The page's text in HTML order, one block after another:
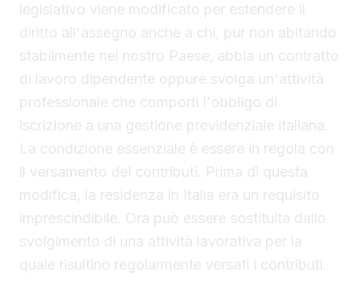
legislativo viene modificato per estendere il
diritto all'assegno anche a chi, pur non abitando
stabilmente nel nostro Paese, abbia un contratto
di lavoro dipendente oppure svolga un'attività
professionale che comporti l'obbligo di
iscrizione a una gestione previdenziale italiana.
La condizione essenziale è essere in regola con
il versamento dei contributi. Prima di questa
modifica, la residenza in Italia era un requisito
imprescindibile. Ora può essere sostituita dallo
svolgimento di una attività lavorativa per la
quale risultino regolarmente versati i contributi.